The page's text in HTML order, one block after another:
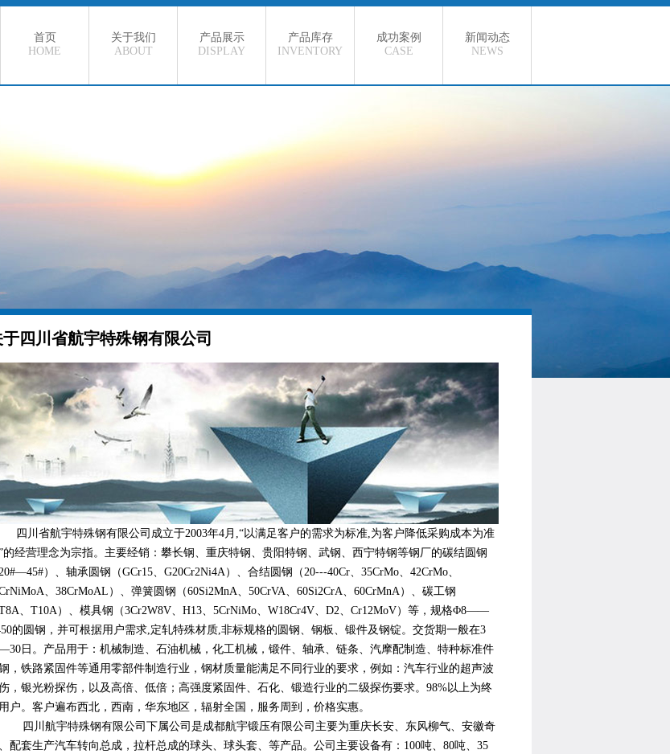
首页
HOME
关于我们
ABOUT
产品展示
DISPLAY
弹簧圆钢
热作模具钢
碳素工具钢
合金工具钢
产品库存
INVENTORY
成功案例
CASE
新闻动态
NEWS
于四川省航宇特殊钢有限公司
四川省航宇特殊钢有限公司成立于2003年4月,“以满足客户的需求为标准,为客户降低采购成本为准
的经营理念为宗指。主要经销：攀长钢、重庆特钢、贵阳特钢、武钢、西宁特钢等钢厂的碳结圆钢
20#—45#）、轴承圆钢（GCr15、G20Cr2Ni4A）、合结圆钢（20---40Cr、35CrMo、42CrMo、
、38CrMoAL）、弹簧圆钢（60Si2MnA、50CrVA、60Si2CrA、60CrMnA）、碳工钢
T8A、T10A）、模具钢（3Cr2W8V、H13、5CrNiMo、W18Cr4V、D2、Cr12MoV）等，规格Φ8——
的圆钢，并可根据用户需求,定轧特殊材质,非标规格的圆钢、钢板、锻件及钢锭。交货期一般在3
日。产品用于：机械制造、石油机械，化工机械，锻件、轴承、链条、汽摩配制造、特种标准件
，铁路紧固件等通用零部件制造行业，钢材质量能满足不同行业的要求，例如：汽车行业的超声波
，银光粉探伤，以及高倍、低倍；高强度紧固件、石化、锻造行业的二级探伤要求。98%以上为终
户。客户遍布西北，西南，华东地区，辐射全国，服务周到，价格实惠。
四川航宇特殊钢有限公司下属公司是成都航宇锻压有限公司主要为重庆长安、东风柳气、安徽奇
配套生产汽车转向总成，拉杆总成的球头、球头套、等产品。公司主要设备有：100吨、80吨、35